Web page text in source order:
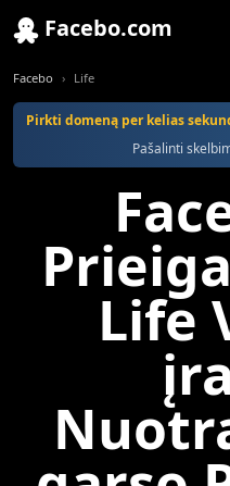
Facebo.com
Facebo Life
Pirkti domeną per kelias
Pašalinti
Life